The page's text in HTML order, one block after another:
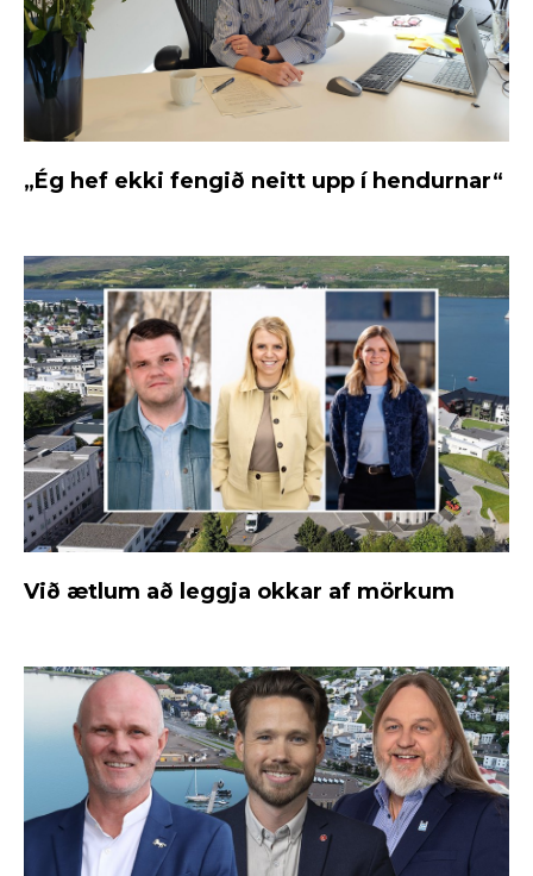
„Ég hef ekki fengið neitt upp í hendurnar“
Við ætlum að leggja okkar af mörkum